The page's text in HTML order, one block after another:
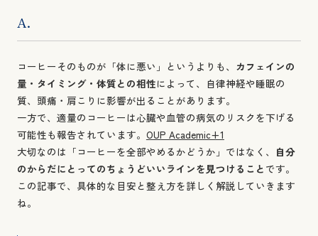
A.
コーヒーそのものが「体に悪い」というよりも、 カフェインの
量・タイミング・体質との相性によって、自律神経や睡眠の
質、頭痛・肩こりに影響が出ることがあります。
一方で、適量のコーヒーは心臓や血管の病気のリスクを下げる
可能性も報告されています。 OUP Academic+1
大切なのは「コーヒーを全部やめるかどうか」ではなく、 自分
のからだにとってのちょうどいいラインを見つけること です。
この記事で、具体的な目安と整え方を詳しく解説していきます
ね。